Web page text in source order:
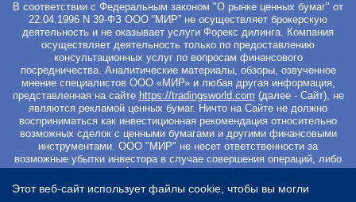
В соответствии с Федеральным законом "О рынке ценных бумаг" от
22.04.1996 N 39-ФЗ ООО “МИР” не осуществляет брокерскую
деятельность и не оказывает услуги Форекс дилинга. Компания
осуществляет деятельность только по предоставлению
консультационных услуг по вопросам финансового
посредничества. Аналитические материалы, обзоры, озвученное
мнение специалистов ООО «МИР» и любая другая информация,
представленная на сайте https://tradingsworld.com (далее - Сайт), не
являются рекламой ценных бумаг. Ничто на Сайте не должно
восприниматься как инвестиционная рекомендация относительно
возможных сделок с ценными бумагами и другими финансовыми
инструментами. ООО "МИР" не несет ответственности за
возможные убытки инвестора в случае совершения операций, либо
инвестирования в финансовые инструменты, упомянутые в
материалах Сайта. Вы не должны начинать работу с
инвестиционными продуктами, если не готовы к риску частичной и/
Этот веб-сайт использует файлы cookie, чтобы вы могли